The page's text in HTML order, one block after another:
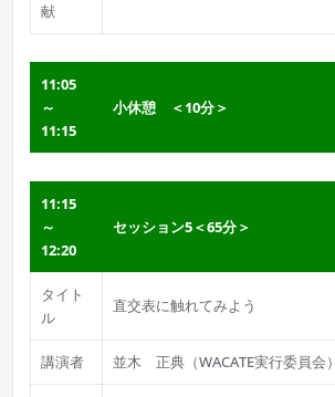
献
11:05
～
11:15
小休憩 ＜10分＞
11:15
～
12:20
セッション5＜65分＞
タイト
ル
直交表に触れてみよう
講演者 並木 正典（WACATE実行委員会）